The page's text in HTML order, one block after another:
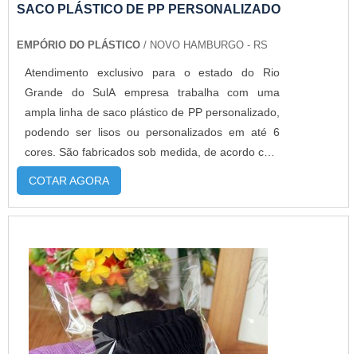
SACO PLÁSTICO DE PP PERSONALIZADO
EMPÓRIO DO PLÁSTICO / NOVO HAMBURGO - RS
Atendimento exclusivo para o estado do Rio
Grande do SulA empresa trabalha com uma
ampla linha de saco plástico de PP personalizado,
podendo ser lisos ou personalizados em até 6
cores. São fabricados sob medida, de acordo com
a necessidade de cada cliente. Além disso, esta
embalagem flexível poder ser fabricado com dois
tipos de adesivo: permanente e abre e
PRODUTONo caso do saco PP adesivado perm...
COTAR AGORA